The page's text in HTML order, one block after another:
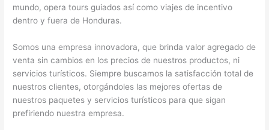
mundo, opera tours guiados así como viajes de incentivo
dentro y fuera de Honduras.
Somos una empresa innovadora, que brinda valor agregado de
venta sin cambios en los precios de nuestros productos, ni
servicios turísticos. Siempre buscamos la satisfacción total de
nuestros clientes, otorgándoles las mejores ofertas de
nuestros paquetes y servicios turísticos para que sigan
prefiriendo nuestra empresa.